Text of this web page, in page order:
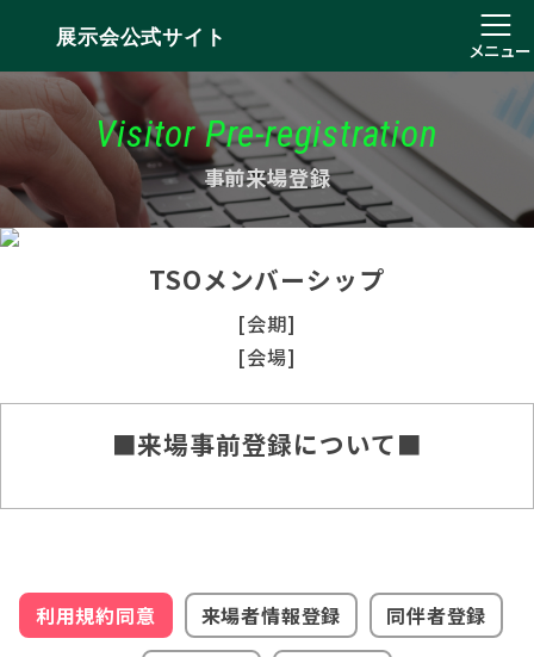
展示会公式サイト
メニュー
Visitor Pre-registration
事前来場登録
TSOメンバーシップ
[会期]
[会場]
■来場事前登録について■
利用規約同意 来場者情報登録
同伴者登録